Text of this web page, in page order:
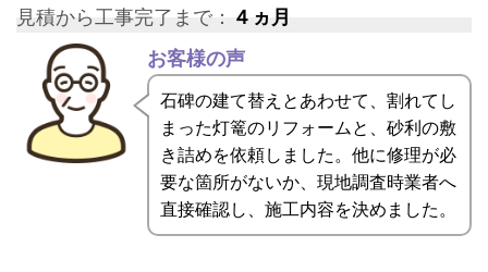
見積から工事完了まで： ４ヵ月
お客様の声
石碑の建て替えとあわせて、割れてし
まった灯篭のリフォームと、砂利の敷
き詰めを依頼しました。他に修理が必
要な箇所がないか、現地調査時業者へ
直接確認し、施工内容を決めました。